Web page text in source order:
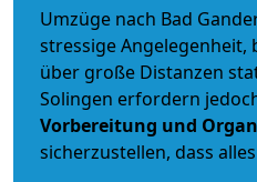
Umzüge nach Bad
stressige Angelegenheit,
über große Distanzen
Solingen erfordern
Vorbereitung und
sicherzustellen, dass alles